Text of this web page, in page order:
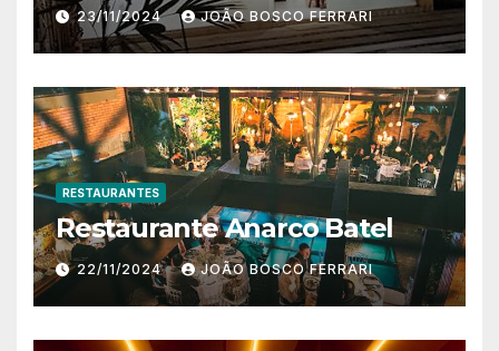
23/11/2024 JOÃO BOSCO FERRARI
RESTAURANTES
Restaurante Anarco Batel
22/11/2024 JOÃO BOSCO FERRARI